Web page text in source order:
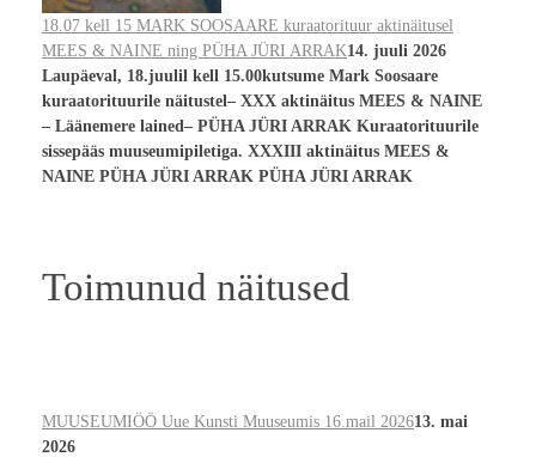
18.07 kell 15 MARK SOOSAARE kuraatorituur aktinäitusel
MEES & NAINE ning PÜHA JÜRI ARRAK14. juuli 2026
Laupäeval, 18.juulil kell 15.00kutsume Mark Soosaare
kuraatorituurile näitustel– XXX aktinäitus MEES & NAINE
– Läänemere lained– PÜHA JÜRI ARRAK Kuraatorituurile
sissepääs muuseumipiletiga. XXXIII aktinäitus MEES &
NAINE PÜHA JÜRI ARRAK PÜHA JÜRI ARRAK
Toimunud näitused
MUUSEUMIÖÖ Uue Kunsti Muuseumis 16.mail 202613. mai
2026